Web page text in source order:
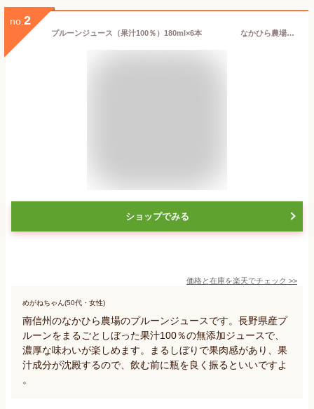
no. 2
プルーンジュース（果汁100％）180ml×6本 なかひら農場TEL:0265363206 送料無料 果汁100％ なかひら農場 製造直販
ショップでみる
価格と在庫を楽天でチェック >>
めがねちゃん(50代・女性)
南信州のなかひら農場のプルーンジュースです。長野県産プ
ルーンをまるごとしぼった果汁100％の無添加ジュースで、
濃厚な味わいが楽しめます。まるしぼりで果肉感があり、果
汁成分が沈殿するので、飲む前に瓶を良く振るといいですよ
。